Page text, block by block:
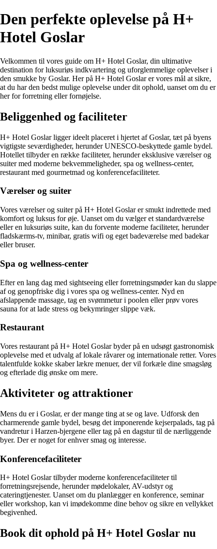
Den perfekte oplevelse på H+
Hotel Goslar
Velkommen til vores guide om H+ Hotel Goslar, din ultimative
destination for luksuriøs indkvartering og uforglemmelige oplevelser i
den smukke by Goslar. Her på H+ Hotel Goslar er vores mål at sikre,
at du har den bedst mulige oplevelse under dit ophold, uanset om du er
her for forretning eller fornøjelse.
Beliggenhed og faciliteter
H+ Hotel Goslar ligger ideelt placeret i hjertet af Goslar, tæt på byens
vigtigste seværdigheder, herunder UNESCO-beskyttede gamle bydel.
Hotellet tilbyder en række faciliteter, herunder eksklusive værelser og
suiter med moderne bekvemmeligheder, spa og wellness-center,
restaurant med gourmetmad og konferencefaciliteter.
Værelser og suiter
Vores værelser og suiter på H+ Hotel Goslar er smukt indrettede med
komfort og luksus for øje. Uanset om du vælger et standardværelse
eller en luksuriøs suite, kan du forvente moderne faciliteter, herunder
fladskærms-tv, minibar, gratis wifi og eget badeværelse med badekar
eller bruser.
Spa og wellness-center
Efter en lang dag med sightseeing eller forretningsmøder kan du slappe
af og genopfriske dig i vores spa og wellness-center. Nyd en
afslappende massage, tag en svømmetur i poolen eller prøv vores
sauna for at lade stress og bekymringer slippe væk.
Restaurant
Vores restaurant på H+ Hotel Goslar byder på en udsøgt gastronomisk
oplevelse med et udvalg af lokale råvarer og internationale retter. Vores
talentfulde kokke skaber lækre menuer, der vil forkæle dine smagsløg
og efterlade dig ønske om mere.
Aktiviteter og attraktioner
Mens du er i Goslar, er der mange ting at se og lave. Udforsk den
charmerende gamle bydel, besøg det imponerende kejserpalads, tag på
vandretur i Harzen-bjergene eller tag på en dagstur til de nærliggende
byer. Der er noget for enhver smag og interesse.
Konferencefaciliteter
H+ Hotel Goslar tilbyder moderne konferencefaciliteter til
forretningsrejsende, herunder mødelokaler, AV-udstyr og
cateringtjenester. Uanset om du planlægger en konference, seminar
eller workshop, kan vi imødekomme dine behov og sikre en vellykket
begivenhed.
Book dit ophold på H+ Hotel Goslar nu